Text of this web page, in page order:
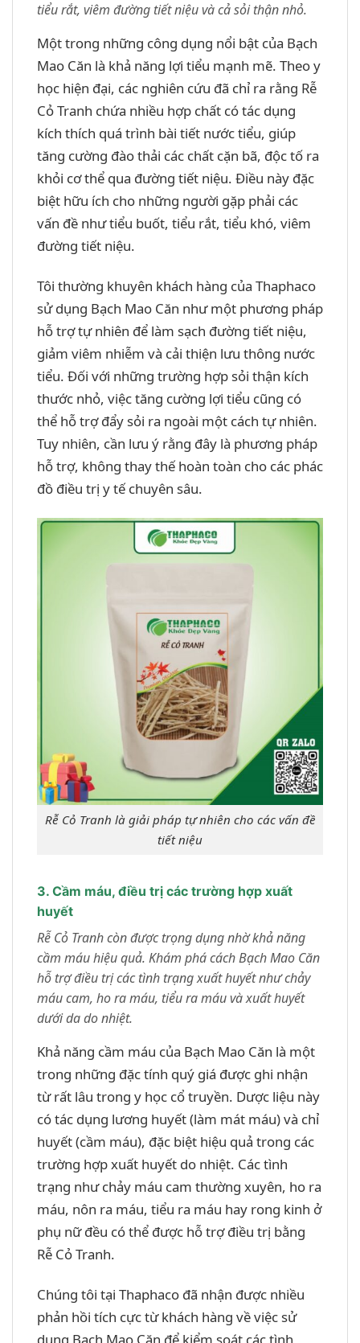
tiểu rắt, viêm đường tiết niệu và cả sỏi thận nhỏ.
Một trong những công dụng nổi bật của Bạch
Mao Căn là khả năng lợi tiểu mạnh mẽ. Theo y
học hiện đại, các nghiên cứu đã chỉ ra rằng Rễ
Cỏ Tranh chứa nhiều hợp chất có tác dụng
kích thích quá trình bài tiết nước tiểu, giúp
tăng cường đào thải các chất cặn bã, độc tố ra
khỏi cơ thể qua đường tiết niệu. Điều này đặc
biệt hữu ích cho những người gặp phải các
vấn đề như tiểu buốt, tiểu rắt, tiểu khó, viêm
đường tiết niệu.
Tôi thường khuyên khách hàng của Thaphaco
sử dụng Bạch Mao Căn như một phương pháp
hỗ trợ tự nhiên để làm sạch đường tiết niệu,
giảm viêm nhiễm và cải thiện lưu thông nước
tiểu. Đối với những trường hợp sỏi thận kích
thước nhỏ, việc tăng cường lợi tiểu cũng có
thể hỗ trợ đẩy sỏi ra ngoài một cách tự nhiên.
Tuy nhiên, cần lưu ý rằng đây là phương pháp
hỗ trợ, không thay thế hoàn toàn cho các phác
đồ điều trị y tế chuyên sâu.
Rễ Cỏ Tranh là giải pháp tự nhiên cho các vấn đề
tiết niệu
3. Cầm máu, điều trị các trường hợp xuất
huyết
Rễ Cỏ Tranh còn được trọng dụng nhờ khả năng
cầm máu hiệu quả. Khám phá cách Bạch Mao Căn
hỗ trợ điều trị các tình trạng xuất huyết như chảy
máu cam, ho ra máu, tiểu ra máu và xuất huyết
dưới da do nhiệt.
Khả năng cầm máu của Bạch Mao Căn là một
trong những đặc tính quý giá được ghi nhận
từ rất lâu trong y học cổ truyền. Dược liệu này
có tác dụng lương huyết (làm mát máu) và chỉ
huyết (cầm máu), đặc biệt hiệu quả trong các
trường hợp xuất huyết do nhiệt. Các tình
trạng như chảy máu cam thường xuyên, ho ra
máu, nôn ra máu, tiểu ra máu hay rong kinh ở
phụ nữ đều có thể được hỗ trợ điều trị bằng
Rễ Cỏ Tranh.
Chúng tôi tại Thaphaco đã nhận được nhiều
phản hồi tích cực từ khách hàng về việc sử